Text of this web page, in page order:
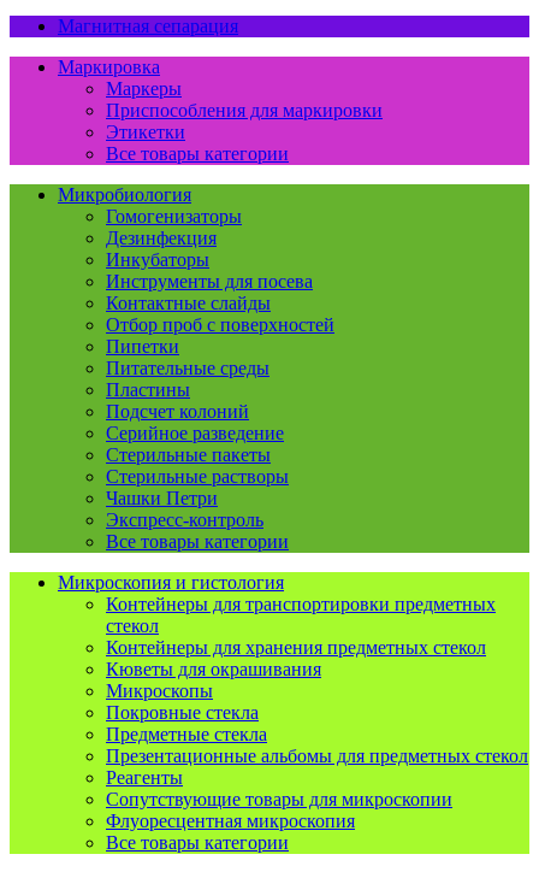
Магнитная сепарация
Маркировка
Маркеры
Приспособления для маркировки
Этикетки
Все товары категории
Микробиология
Гомогенизаторы
Дезинфекция
Инкубаторы
Инструменты для посева
Контактные слайды
Отбор проб с поверхностей
Пипетки
Питательные среды
Пластины
Подсчет колоний
Серийное разведение
Стерильные пакеты
Стерильные растворы
Чашки Петри
Экспресс-контроль
Все товары категории
Микроскопия и гистология
Контейнеры для транспортировки предметных
стекол
Контейнеры для хранения предметных стекол
Кюветы для окрашивания
Микроскопы
Покровные стекла
Предметные стекла
Презентационные альбомы для предметных стекол
Реагенты
Сопутствующие товары для микроскопии
Флуоресцентная микроскопия
Все товары категории